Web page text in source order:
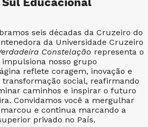
Educacional
seis décadas da Cruzeiro do
da Universidade Cruzeiro
Constelação representa o
impulsiona nosso grupo
reflete coragem, inovação e
social, reafirmando
caminhos e inspirar o futuro
Convidamos você a mergulhar
e continua marcando a
privado no País.